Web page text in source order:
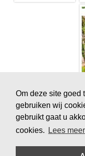
Om deze site goed
gebruiken wij
gebruikt gaat u
cookies.
Lees meer
Home Over
Vragen?
Reisverzekeringen